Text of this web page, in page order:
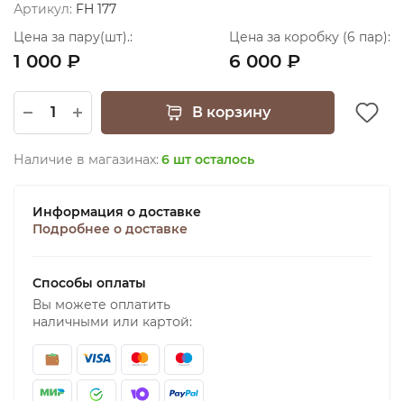
Артикул: FH 177
Цена за пару(шт).:
1 000 ₽
Цена за коробку (6 пар):
6 000 ₽
В корзину
Наличие в магазинах: 6 шт осталось
Информация о доставке
Подробнее о доставке
Способы оплаты
Вы можете оплатить
наличными или картой: